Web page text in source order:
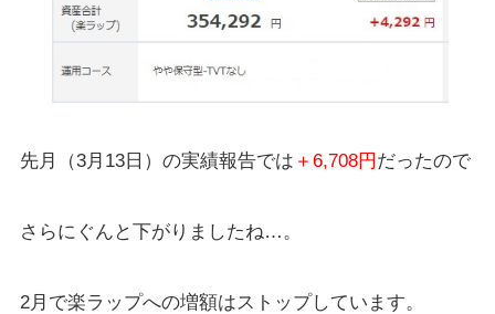
先月（3月13日）の実績報告では ＋6,708円 だったので
さらにぐんと下がりましたね…。
2月で楽ラップへの増額はストップしています。